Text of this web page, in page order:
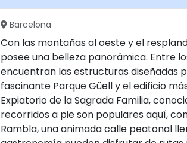
Barcelona
Con las montañas al oeste y el
posee una belleza panorámica. Entre
encuentran las estructuras diseñadas
fascinante Parque Güell y el edificio
Expiatorio de la Sagrada Familia,
recorridos a pie son populares aquí,
Rambla, una animada calle peatonal